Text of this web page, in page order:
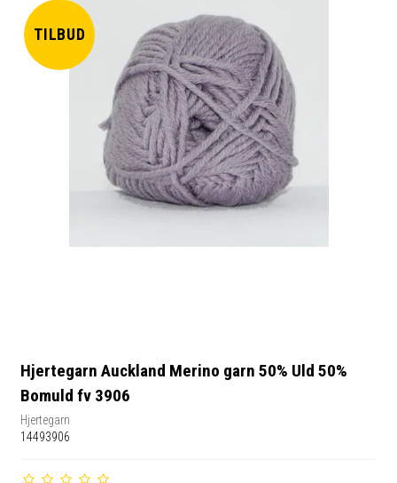
TILBUD
Hjertegarn Auckland Merino garn 50% Uld 50%
Bomuld fv 3906
Hjertegarn
14493906